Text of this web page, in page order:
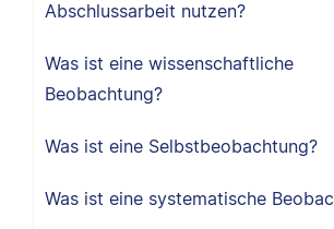
Abschlussarbeit nutzen?
Was ist eine wissenschaftliche
Beobachtung?
Was ist eine Selbstbeobachtung?
Was ist eine systematische